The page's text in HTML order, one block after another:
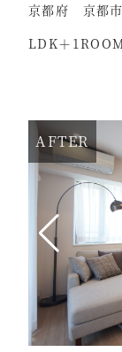
京都府 京都市
LDK＋
AFTER